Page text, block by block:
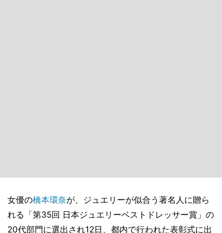
女優の橋本環奈が、ジュエリーが似合う著名人に贈ら
れる「第35回 日本ジュエリーベストドレッサー賞」の
20代部門に選出され12日、都内で行われた表彰式に出